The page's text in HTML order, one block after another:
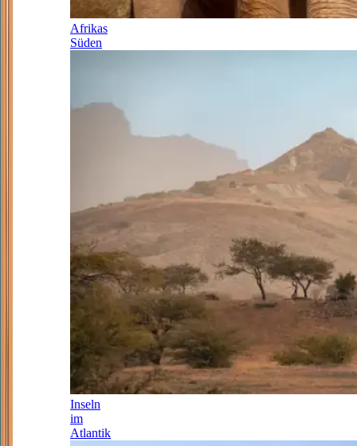
Afrikas
Süden
Inseln
im
Atlantik